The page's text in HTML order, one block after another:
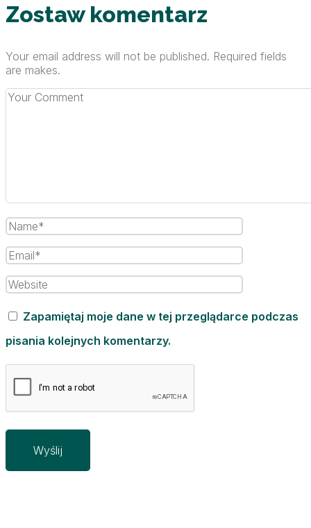
Zostaw komentarz
Your email address will not be published. Required fields
are makes.
Zapamiętaj moje dane w tej przeglądarce podczas
pisania kolejnych komentarzy.